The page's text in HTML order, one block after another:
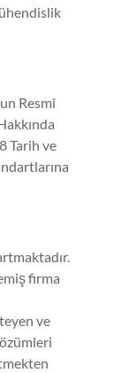
Resmi
Tarih ve
firma
ve